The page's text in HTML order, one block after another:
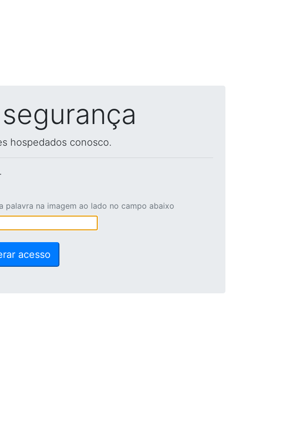
hospedados conosco.
palavra na imagem ao lado no campo abaixo